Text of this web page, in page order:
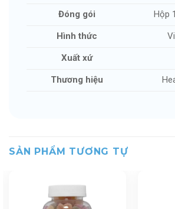
Đóng gói Hộp
Hình thức
Xuất xứ
Thương hiệu
SẢN PHẨM TƯƠNG TỰ